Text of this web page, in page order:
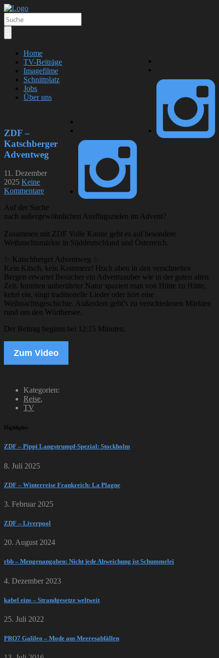
Home
TV-Beiträge
Imagefilme
Schnittplatz
Jobs
Über uns
ZDF –
Katschberger
Adventweg
11. Dezember
2025 Keine
Kommentare
Auf der Suche
nach außergewöhnlichen Ausflugszielen im Advent?
Zusammen mit ZDF Volle Kanne geht es auf besondere
Weihnachtsmärkte in Süddeutschland und Österreich.
✨ Katschberger Adventweg ✨
Kein Kitsch, kein Kommerz! Hoch oben in den verschneiten
Bergen erwartet Besucher ein Adventzauber wie in der guten alten
Zeit. Inmitten unberührter Natur spaziert man von Hütte zu Hütte,
kehrt ein, singt traditionelle Lieder oder hört eine
Weihnachtsgeschichte. Außerdem geht’s zu verschiedenen Märkten
rund um den Wörthersee.
Der Beitrag beginnt bei 12:15 Minuten.
Zum Video
Kategorien:
Reise,
TV
Highlights
ZDF – Pippi Langstrumpf-Spezial: Stockholm
8. Juli 2025
ZDF – Winterreise Frankreich: La Plagne
3. Februar 2025
ZDF – Liverpool
20. August 2024
rbb – Mengenangaben: Nicht jede Abweichung ist Schummelei
4. Dezember 2023
kabel eins – Strandgesetze weltweit
25. Juli 2022
PRO7 Galileo – Mode aus Meeresabfällen